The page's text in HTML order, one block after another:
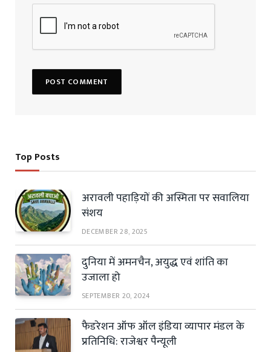
Top Posts
अरावली पहाड़ियों की अस्मिता पर सवालिया
संशय
DECEMBER 28, 2025
दुनिया में अमनचैन, अयुद्ध एवं शांति का
उजाला हो
SEPTEMBER 20, 2024
फैडरेशन ऑफ ऑल इंडिया व्यापार मंडल के
प्रतिनिधि: राजेश्वर पैन्यूली